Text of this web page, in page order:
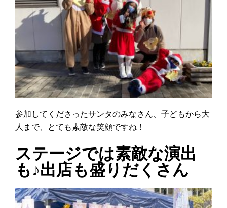
参加してくださったサンタのみなさん、子どもから大
人まで、とても素敵な笑顔ですね！
ステージでは素敵な演出
も♪出店も盛りだくさん